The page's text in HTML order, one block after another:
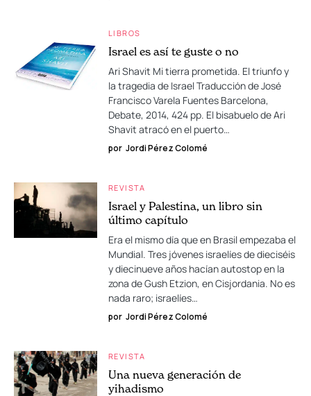
LIBROS
Israel es así te guste o no
Ari Shavit Mi tierra prometida. El triunfo y
la tragedia de Israel Traducción de José
Francisco Varela Fuentes Barcelona,
Debate, 2014, 424 pp. El bisabuelo de Ari
Shavit atracó en el puerto…
por Jordi Pérez Colomé
REVISTA
Israel y Palestina, un libro sin
último capítulo
Era el mismo día que en Brasil empezaba el
Mundial. Tres jóvenes israelíes de dieciséis
y diecinueve años hacían autostop en la
zona de Gush Etzion, en Cisjordania. No es
nada raro; israelíes…
por Jordi Pérez Colomé
REVISTA
Una nueva generación de
yihadismo